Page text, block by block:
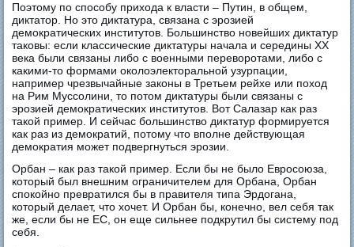
Поэтому по способу прихода к власти – Путин, в общем,
диктатор. Но это диктатура, связана с эрозией
демократических институтов. Большинство новейших диктатур
таковы: если классические диктатуры начала и середины XX
века были связаны либо с военными переворотами, либо с
какими-то формами околоэлекторальной узурпации,
например чрезвычайные законы в Третьем рейхе или поход
на Рим Муссолини, то потом диктатуры были связаны с
эрозией демократических институтов. Вот Салазар как раз
такой пример. И сейчас большинство диктатур формируется
как раз из демократий, потому что вполне действующая
демократия может подвергнуться эрозии.
Орбан – как раз такой пример. Если бы не было Евросоюза,
который был внешним ограничителем для Орбана, Орбан
спокойно превратился бы в правителя типа Эрдогана,
который делает, что хочет. И Орбан бы, конечно, вел себя так
же, если бы не ЕС, он еще сильнее подкрутил бы систему под
себя.